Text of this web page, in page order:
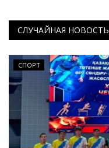
СЛУЧАЙНАЯ НОВОСТЬ
СПОРТ